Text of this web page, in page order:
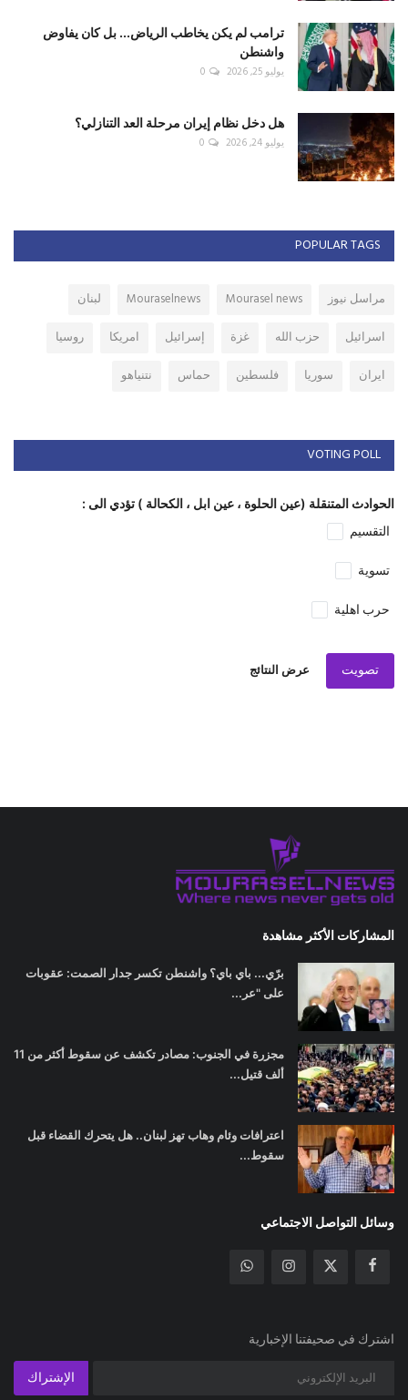
ترامب لم يكن يخاطب الرياض... بل كان يفاوض
واشنطن
يوليو 25, 2026 0
هل دخل نظام إيران مرحلة العد التنازلي؟
يوليو 24, 2026 0
POPULAR TAGS
مراسل نيوز Mourasel news
Mouraselnews
لبنان
اسرائيل
حزب الله غزة إسرائيل امريكا
روسيا
ايران
سوريا فلسطين حماس نتنياهو
VOTING POLL
الحوادث المتنقلة (عين الحلوة ، عين ابل ، الكحالة ) تؤدي الى :
التقسيم
تسوية
حرب اهلية
تصويت عرض النتائج
المشاركات الأكثر مشاهدة
برّي... باي باي؟ واشنطن تكسر جدار الصمت: عقوبات
على "عر...
مجزرة في الجنوب: مصادر تكشف عن سقوط أكثر من 11
ألف قتيل...
اعترافات وئام وهاب تهز لبنان.. هل يتحرك القضاء قبل
سقوط...
وسائل التواصل الاجتماعي
اشترك في صحيفتنا الإخبارية
الإشتراك